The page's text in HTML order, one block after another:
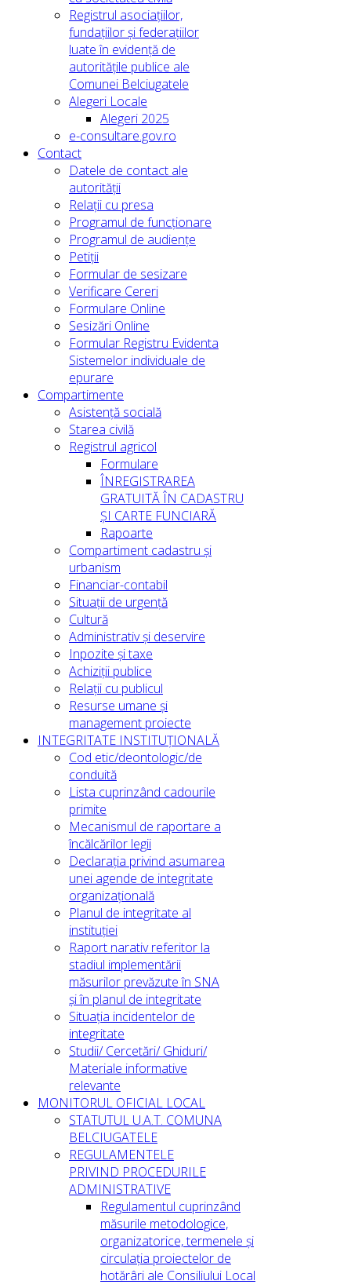
Registrul asociațiilor,
fundațiilor și federațiilor
luate în evidență de
autoritățile publice ale
Comunei Belciugatele
Alegeri Locale
Alegeri 2025
e-consultare.gov.ro
Contact
Datele de contact ale
autorității
Relații cu presa
Programul de funcționare
Programul de audiențe
Petiții
Formular de sesizare
Verificare Cereri
Formulare Online
Sesizări Online
Formular Registru Evidenta
Sistemelor individuale de
epurare
Compartimente
Asistență socială
Starea civilă
Registrul agricol
Formulare
ÎNREGISTRAREA
GRATUITĂ ÎN CADASTRU
ȘI CARTE FUNCIARĂ
Rapoarte
Compartiment cadastru și
urbanism
Financiar-contabil
Situații de urgență
Cultură
Administrativ și deservire
Inpozite și taxe
Achiziții publice
Relații cu publicul
Resurse umane și
management proiecte
INTEGRITATE INSTITUȚIONALĂ
Cod etic/deontologic/de
conduită
Lista cuprinzând cadourile
primite
Mecanismul de raportare a
încălcărilor legii
Declarația privind asumarea
unei agende de integritate
organizațională
Planul de integritate al
instituției
Raport narativ referitor la
stadiul implementării
măsurilor prevăzute în SNA
și în planul de integritate
Situația incidentelor de
integritate
Studii/ Cercetări/ Ghiduri/
Materiale informative
relevante
MONITORUL OFICIAL LOCAL
STATUTUL U.A.T. COMUNA
BELCIUGATELE
REGULAMENTELE
PRIVIND PROCEDURILE
ADMINISTRATIVE
Regulamentul cuprinzând
măsurile metodologice,
organizatorice, termenele și
circulația proiectelor de
hotărâri ale Consiliului Local